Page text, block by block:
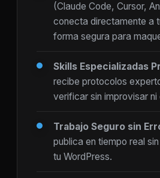
(Claude Code, Cursor,
conecta directamente a
forma segura para
Skills Especializadas
recibe protocolos
verificar sin improvisar ni
Trabajo Seguro sin
publica en tiempo real
tu WordPress.